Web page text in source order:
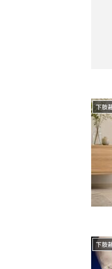
下肢
下肢